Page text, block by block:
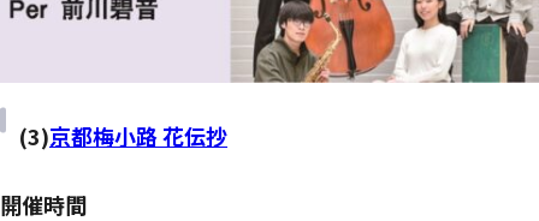
(3)京都梅小路 花伝抄
開催時間